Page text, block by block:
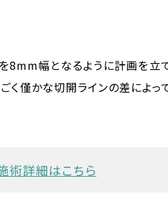
幅となるように計画を立
く僅かな切開ラインの差によ
術詳細はこちら